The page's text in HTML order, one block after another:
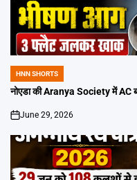
POSTED
IN
HNN SHORTS
नोएडा की Aranya Society में
on
June 29, 2026